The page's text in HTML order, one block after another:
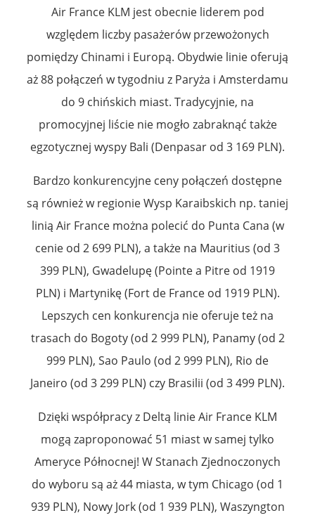
Air France KLM jest obecnie liderem pod
względem liczby pasażerów przewożonych
pomiędzy Chinami i Europą. Obydwie linie oferują
aż 88 połączeń w tygodniu z Paryża i Amsterdamu
do 9 chińskich miast. Tradycyjnie, na
promocyjnej liście nie mogło zabraknąć także
egzotycznej wyspy Bali (Denpasar od 3 169 PLN).
Bardzo konkurencyjne ceny połączeń dostępne
są również w regionie Wysp Karaibskich np. taniej
linią Air France można polecić do Punta Cana (w
cenie od 2 699 PLN), a także na Mauritius (od 3
399 PLN), Gwadelupę (Pointe a Pitre od 1919
PLN) i Martynikę (Fort de France od 1919 PLN).
Lepszych cen konkurencja nie oferuje też na
trasach do Bogoty (od 2 999 PLN), Panamy (od 2
999 PLN), Sao Paulo (od 2 999 PLN), Rio de
Janeiro (od 3 299 PLN) czy Brasilii (od 3 499 PLN).
Dzięki współpracy z Deltą linie Air France KLM
mogą zaproponować 51 miast w samej tylko
Ameryce Północnej! W Stanach Zjednoczonych
do wyboru są aż 44 miasta, w tym Chicago (od 1
939 PLN), Nowy Jork (od 1 939 PLN), Waszyngton